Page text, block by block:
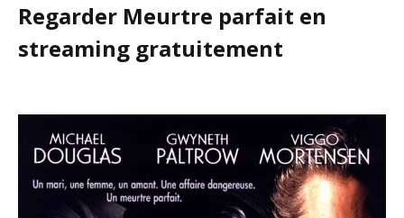
Regarder Meurtre parfait en
streaming gratuitement